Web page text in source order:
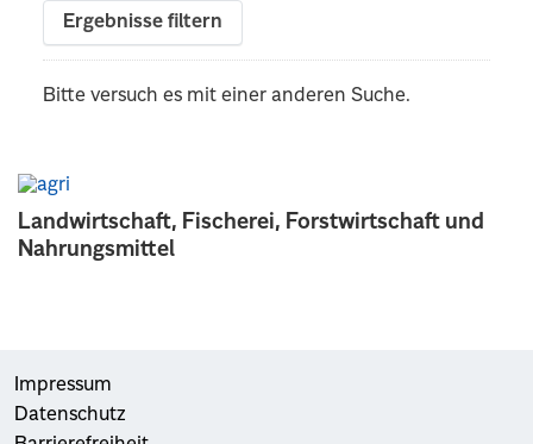
Landwirtschaft, Fischerei, Forstwirtschaft und
Nahrungsmittel
Ergebnisse filtern
Bitte versuch es mit einer anderen Suche.
Impressum
Datenschutz